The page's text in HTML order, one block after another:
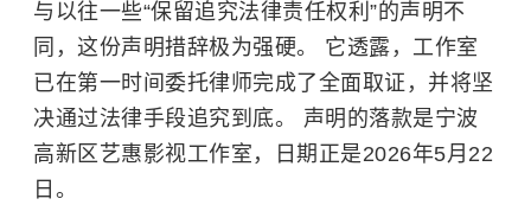
与以往一些“保留追究法律责任权利”的声明不
同，这份声明措辞极为强硬。 它透露，工作室
已在第一时间委托律师完成了全面取证，并将坚
决通过法律手段追究到底。 声明的落款是宁波
高新区艺惠影视工作室，日期正是2026年5月22
日。